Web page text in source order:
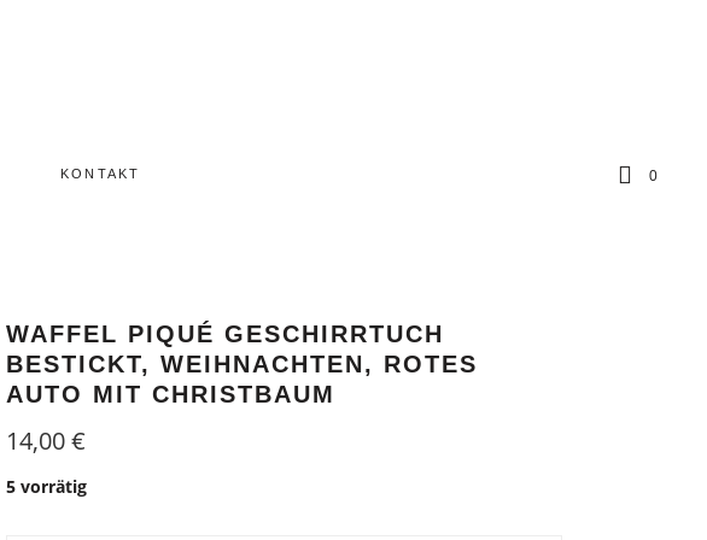
KONTAKT 0
WAFFEL PIQUÉ GESCHIRRTUCH
BESTICKT, WEIHNACHTEN, ROTES
AUTO MIT CHRISTBAUM
14,00€
5 vorrätig